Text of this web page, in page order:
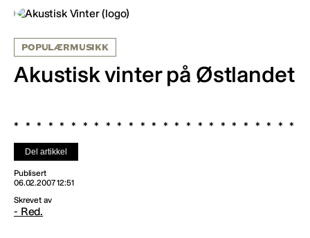
POPULÆRMUSIKK
Akustisk vinter på Østlandet
Del artikkel
Publisert
06.02.2007 12:51
Skrevet av
- Red.